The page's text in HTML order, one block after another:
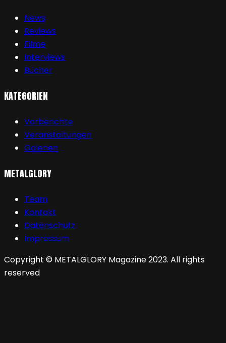
News
Reviews
Filme
Interviews
Bücher
KATEGORIEN
Vorberichte
Veranstaltungen
Galerien
METALGLORY
Team
Kontakt
Datenschutz
Impressum
Copyright © METALGLORY Magazine 2023. All rights
reserved